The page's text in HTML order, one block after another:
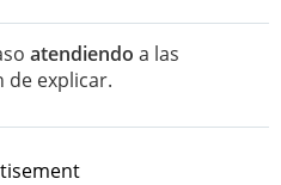
atendiendo a las
de explicar.